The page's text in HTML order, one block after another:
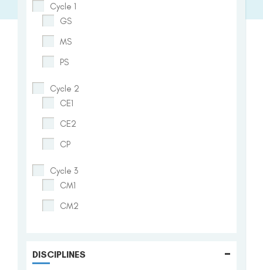
Cycle 1
GS
MS
PS
Cycle 2
CE1
CE2
CP
Cycle 3
CM1
CM2
DISCIPLINES -